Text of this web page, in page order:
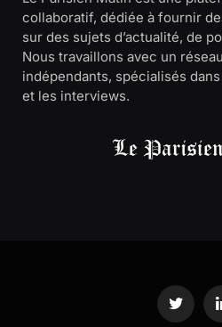
collaboratif, dédiée à fournir
sur des sujets d’actualité, de
Nous travaillons avec un
indépendants, spécialisés
et les interviews.
Twitter